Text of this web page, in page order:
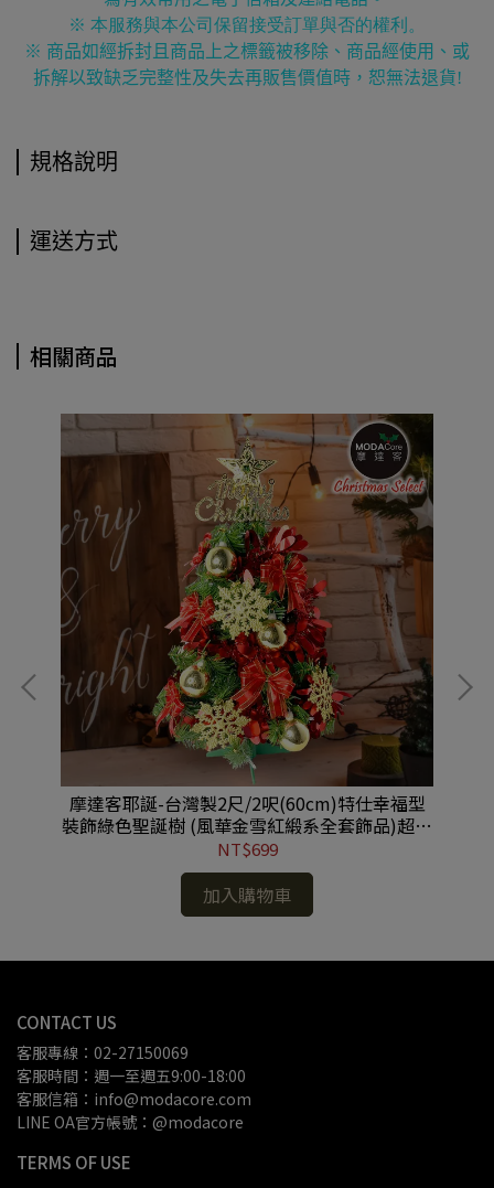
※ 本服務與本公司保留接受訂單與否的權利。
※ 商品如經拆封且商品上之標籤被移除、商品經使用、或
拆解以致缺乏完整性及失去再販售價值時，恕無法退貨!
規格說明
運送方式
相關商品
摩達客耶誕-台灣製2尺/2呎(60cm)特仕幸福型
裝飾綠色聖誕樹 (風華金雪紅緞系全套飾品)超值
組不含燈/本島免運費 #YS-HGT2202001
NT$699
加入購物車
CONTACT US
客服專線：02-27150069
客服時間：週一至週五9:00-18:00
客服信箱：info@modacore.com
LINE OA官方帳號：@modacore
TERMS OF USE